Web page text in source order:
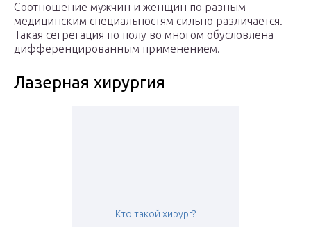
Соотношение мужчин и женщин по разным
медицинским специальностям сильно различается.
Такая сегрегация по полу во многом обусловлена ​​
дифференцированным применением.
Лазерная хирургия
Кто такой хирург?